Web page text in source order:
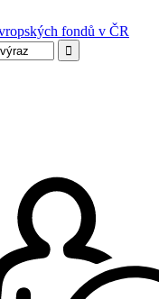
fondů v ČR